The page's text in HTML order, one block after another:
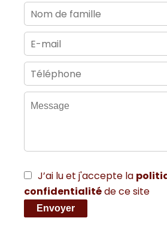
J’ai lu et j'accepte la
confidentialitéde ce site
Envoyer